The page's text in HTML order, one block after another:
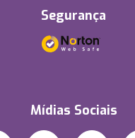
Segurança
Mídias Sociais